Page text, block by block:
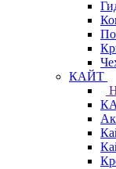
КАЙТ